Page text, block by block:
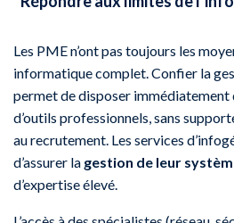
Les PME n’ont pas toujours les
informatique complet. Confier la
permet de disposer immédiatement
d’outils professionnels, sans
au recrutement. Les services
d’assurer la gestion de leur
d’expertise élevé.